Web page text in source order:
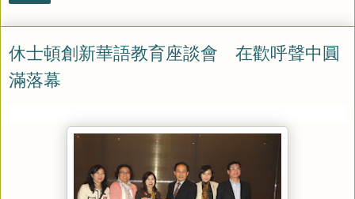
休士頓創新華語教育座談會 在歡呼聲中圓
滿落幕